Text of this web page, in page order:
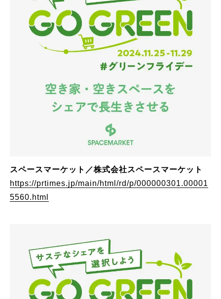
スペースマーケット／株式会社スペースマーケット
https://prtimes.jp/main/html/rd/p/000000301.00001
5560.html